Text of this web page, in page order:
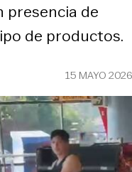
presencia de
de productos.
15 MAYO 2026